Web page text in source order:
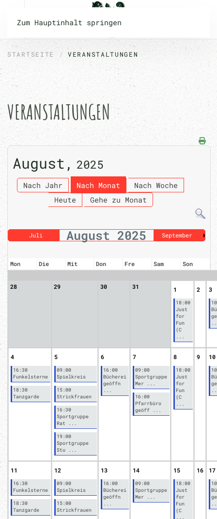
Zum Hauptinhalt springen
STARTSEITE VERANSTALTUNGEN
VERANSTALTUNGEN
August, 2025
Nach Jahr Nach Monat
Nach Woche
Heute
Gehe zu Monat
Juli August 2025 September
Mon Die Mit Don Fre Sam Son
28 29 30 31 1
18:00
Just
for
Fun
(C
2 3
4
16:30
Funkelsterne
18:30
Tanzgarde
5
09:00
Spielkreis
15:00
Strickfrauen
16:30
Sportgruppe
Rat ...
19:00
Sportgruppe
Stu ...
6
16:00
Bücherei
geöffn
7
09:00
Sportgruppe
Mer ...
16:00
Pfarrbüro
geöff ...
8
18:00
Just
for
Fun
(C
9 10
11
16:30
Funkelsterne
18:30
Tanzgarde
12
09:00
Spielkreis
15:00
Strickfrauen
13
16:00
Bücherei
geöffn
14
09:00
Sportgruppe
Mer ...
15
18:00
Just
for
Fun
(C
16 17